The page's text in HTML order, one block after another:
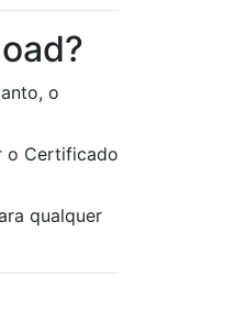
o
o Certificado
qualquer